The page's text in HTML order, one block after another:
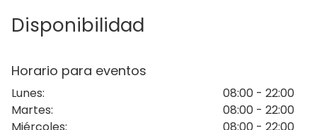
Con una sorprendente grada equipada con las
140 personas
En nuestro espacio singular Hub encontrarás varios
espacios:
- La Grada nuestro espacio para realizar eventos
Disponibilidad
Horario para eventos
Lunes:
08:00 - 22:00
Martes:
08:00 - 22:00